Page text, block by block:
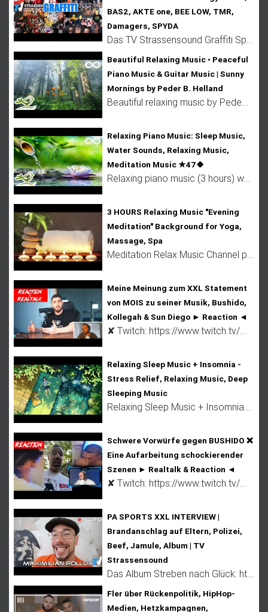
BAS2, AKTE one, BEE LOW, TMR,
Damagers, SPYDA
Das TV Strassensound Graffiti Sp...
Beautiful Relaxing Music • Peaceful
Piano Music & Guitar Music | Sunny
Mornings by Peder B. Helland
Beautiful relaxing music by Pede...
Relaxing Piano Music: Sleep Music,
Water Sounds, Relaxing Music,
Meditation Music ★47🍀
Relaxing piano music (3 hours) w...
3 HOURS Relaxing Music "Evening
Meditation" Background for Yoga,
Massage, Spa
Meditation Relax Music Channel p...
Meine Meinung zum XXL Statement
von MOIS zu seiner Musik, Bushido,
Kollegah & Sun Diego ► Reaction ◄
✘ Twitch: https://www.twitch.tv/...
Relaxing Sleep Music + Insomnia -
Stress Relief, Relaxing Music, Deep
Sleeping Music
Relaxing Sleep Music + Insomnia...
Schwere Vorwürfe gegen BUSHIDO ❌
Eine Aufarbeitung schockierender
Szenen ► Realtalk & Reaction ◄
✘ Twitch: https://www.twitch.tv/...
PA SPORTS XXL INTERVIEW |
Brandanschlag auf Eltern, Polizei,
Beef, Jamule, Album | TV
Strassensound
Das Album Streben nach Glück: ht...
Fler über Rückenpolitik, HipHop-
Medien, Hetzkampagnen,